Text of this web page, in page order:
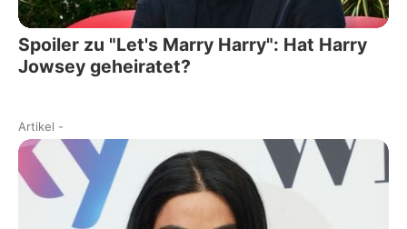
Spoiler zu "Let's Marry Harry": Hat Harry
Jowsey geheiratet?
Artikel -